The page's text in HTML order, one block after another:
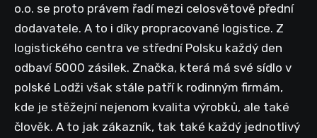
o.o. se proto právem řadí mezi celosvětově přední
dodavatele. A to i díky propracované logistice. Z
logistického centra ve střední Polsku každý den
odbaví 5000 zásilek. Značka, která má své sídlo v
polské Lodži však stále patří k rodinným firmám,
kde je stěžejní nejenom kvalita výrobků, ale také
člověk. A to jak zákazník, tak také každý jednotlivý